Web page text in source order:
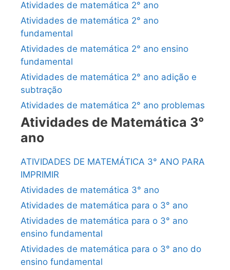
Atividades de matemática 2° ano
Atividades de matemática 2° ano
fundamental
Atividades de matemática 2° ano ensino
fundamental
Atividades de matemática 2° ano adição e
subtração
Atividades de matemática 2° ano problemas
Atividades de Matemática 3°
ano
ATIVIDADES DE MATEMÁTICA 3° ANO PARA
IMPRIMIR
Atividades de matemática 3° ano
Atividades de matemática para o 3° ano
Atividades de matemática para o 3° ano
ensino fundamental
Atividades de matemática para o 3° ano do
ensino fundamental